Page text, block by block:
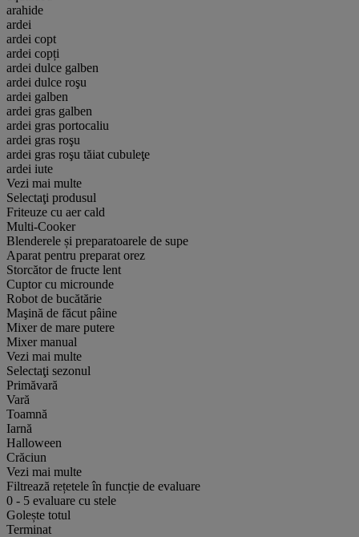
arahide
ardei
ardei copt
ardei copți
ardei dulce galben
ardei dulce roşu
ardei galben
ardei gras galben
ardei gras portocaliu
ardei gras roşu
ardei gras roşu tăiat cubuleţe
ardei iute
Vezi mai multe
Selectaţi produsul
Friteuze cu aer cald
Multi-Cooker
Blenderele și preparatoarele de supe
Aparat pentru preparat orez
Storcător de fructe lent
Cuptor cu microunde
Robot de bucătărie
Maşină de făcut pâine
Mixer de mare putere
Mixer manual
Vezi mai multe
Selectaţi sezonul
Primăvară
Vară
Toamnă
Iarnă
Halloween
Crăciun
Vezi mai multe
Filtrează rețetele în funcție de evaluare
0 - 5 evaluare cu stele
Golește totul
Terminat